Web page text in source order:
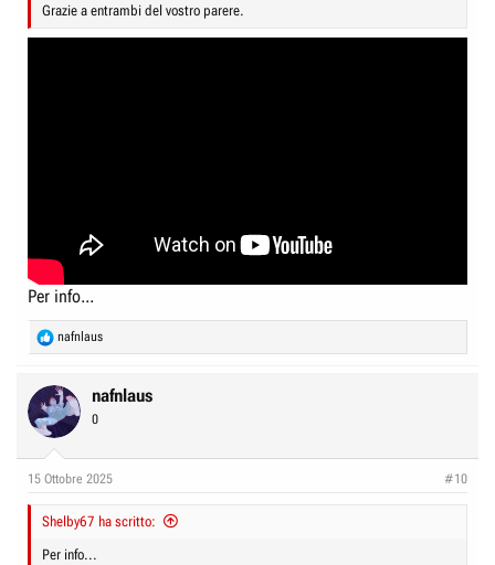
Grazie a entrambi del vostro parere.
Per info...
R
e
c
t
i
s
nafnlaus
nafnlaus
0
15 Ottobre 2025 #10
Shelby67 ha scritto:
Per info...